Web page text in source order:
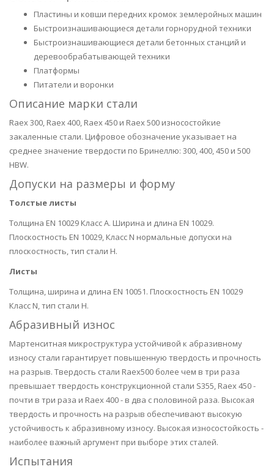
Пластины и ковши передних кромок землеройных машин
Быстроизнашивающиеся детали горнорудной техники
Быстроизнашивающиеся детали бетонных станций и
деревообрабатывающей техники
Платформы
Питатели и воронки
Описание марки стали
Raex 300, Raex 400, Raex 450 и Raex 500 износостойкие
закаленные стали. Цифровое обозначение указывает на
среднее значение твердости по Бринеллю: 300, 400, 450 и 500
HBW.
Допуски на размеры и форму
Толстые листы
Толщина EN 10029 Класс A. Ширина и длина EN 10029.
Плоскостность EN 10029, Класс N нормальные допуски на
плоскостность, тип стали H.
Листы
Толщина, ширина и длина EN 10051. Плоскостность EN 10029
Класс N, тип стали H.
Абразивный износ
Мартенситная микроструктура устойчивой к абразивному
износу стали гарантирует повышенную твердость и прочность
на разрыв. Твердость стали Raex500 более чем в три раза
превышает твердость конструкционной стали S355, Raex 450 -
почти в три раза и Raex 400 - в два с половиной раза. Высокая
твердость и прочность на разрыв обеспечивают высокую
устойчивость к абразивному износу. Высокая износостойкость -
наиболее важный аргумент при выборе этих сталей.
Испытания